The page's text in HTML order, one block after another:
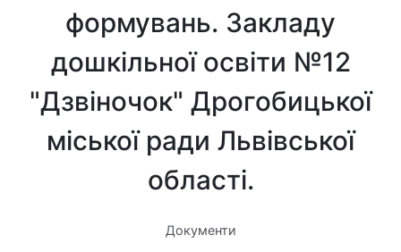
формувань. Закладу
дошкільної освіти №12
"Дзвіночок" Дрогобицької
міської ради Львівської
області.
Документи